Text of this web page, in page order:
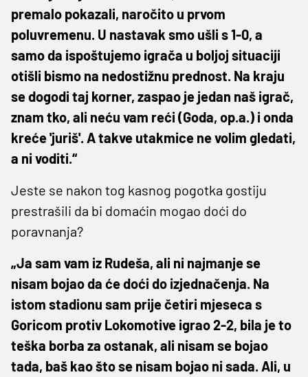
premalo pokazali, naročito u prvom
poluvremenu. U nastavak smo ušli s 1-0, a
samo da ispoštujemo igrača u boljoj situaciji
otišli bismo na nedostižnu prednost. Na kraju
se dogodi taj korner, zaspao je jedan naš igrač,
znam tko, ali neću vam reći (Goda, op.a.) i onda
kreće 'juriš'. A takve utakmice ne volim gledati,
a ni voditi.“
Jeste se nakon tog kasnog pogotka gostiju
prestrašili da bi domaćin mogao doći do
poravnanja?
„Ja sam vam iz Rudeša, ali ni najmanje se
nisam bojao da će doći do izjednačenja. Na
istom stadionu sam prije četiri mjeseca s
Goricom protiv Lokomotive igrao 2-2, bila je to
teška borba za ostanak, ali nisam se bojao
tada, baš kao što se nisam bojao ni sada. Ali, u